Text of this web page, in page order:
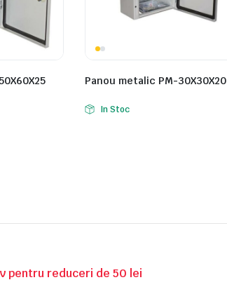
Panou metalic PM-30X30X20
In Stoc
pentru reduceri de 50 lei